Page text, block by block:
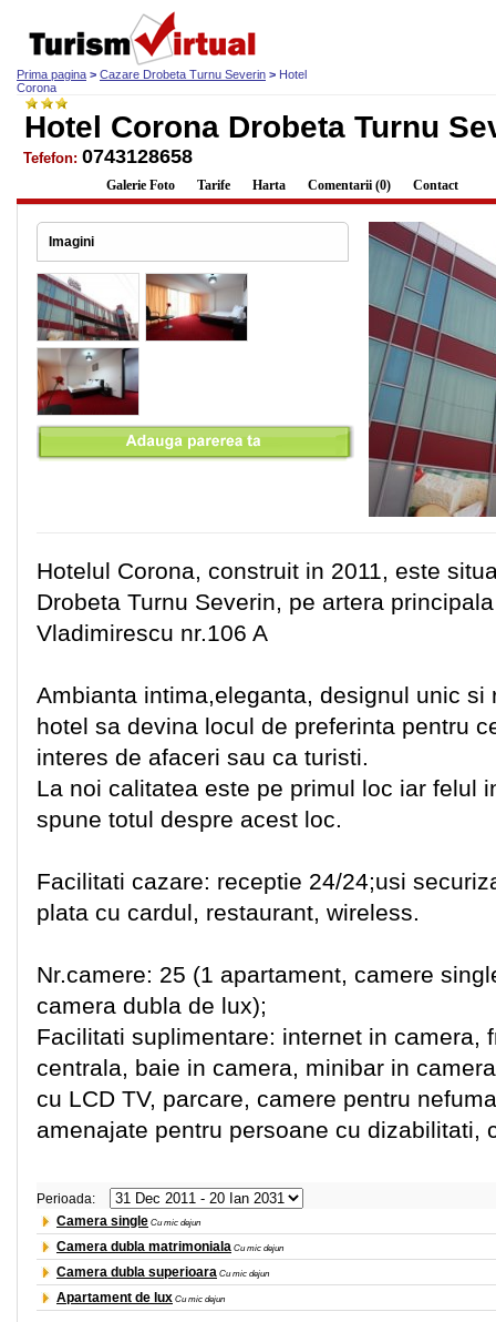
Prima pagina > Cazare Drobeta Turnu Severin > Hotel
Corona
Hotel Corona Drobeta Turnu
Tefefon: 0743128658
Galerie Foto Tarife Harta Comentarii (0) Contact
Imagini
Hotelul Corona, construit in 2011, este
Drobeta Turnu Severin, pe artera
Vladimirescu nr.106 A
Ambianta intima,eleganta, designul unic si
hotel sa devina locul de preferinta pentru
interes de afaceri sau ca turisti.
La noi calitatea este pe primul loc iar felul
spune totul despre acest loc.
Facilitati cazare: receptie 24/24;usi
plata cu cardul, restaurant, wireless.
Nr.camere: 25 (1 apartament, camere
camera dubla de lux);
Facilitati suplimentare: internet in camera,
centrala, baie in camera, minibar in
cu LCD TV, parcare, camere pentru
amenajate pentru persoane cu dizabilitati,
Perioada:
Camera single Cu mic dejun
Camera dubla matrimoniala Cu mic dejun
Camera dubla superioara Cu mic dejun
Apartament de lux Cu mic dejun